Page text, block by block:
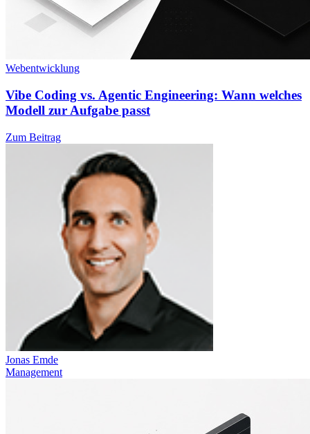
Webentwicklung
Vibe Coding vs. Agentic Engineering: Wann welches
Modell zur Aufgabe passt
Zum Beitrag
Jonas Emde
Management